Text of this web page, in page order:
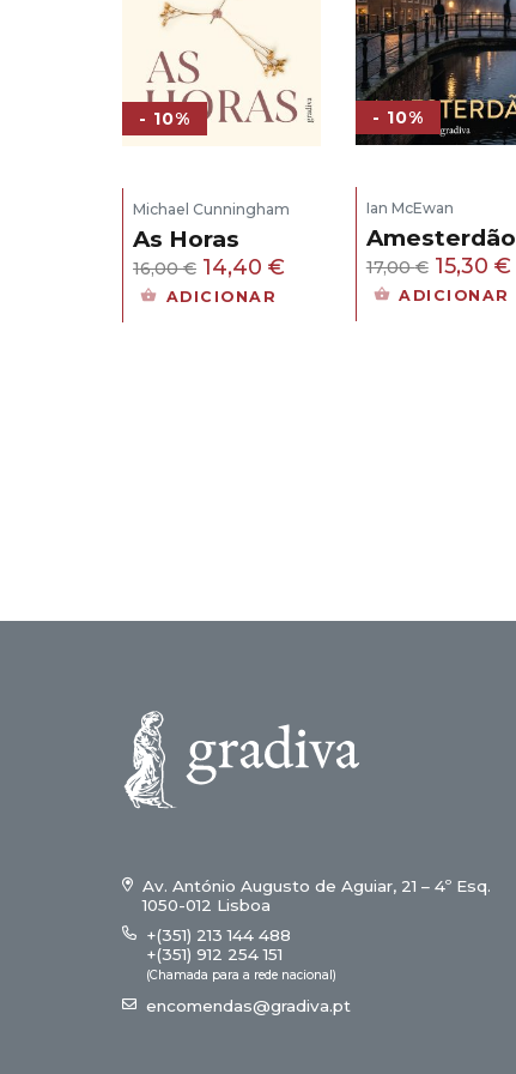
- 10%
Michael Cunningham
As Horas
16,00€ O
preço
14,40 €
ADICIONAR
- 10%
Ian McEwan
Amesterdão
17,00€ O
preço
15,30 €O
ADICIONAR
Av. António Augusto de Aguiar, 21 – 4º Esq.
1050-012 Lisboa
+(351) 213 144 488
+(351) 912 254 151
(Chamada para a rede nacional)
encomendas@gradiva.pt